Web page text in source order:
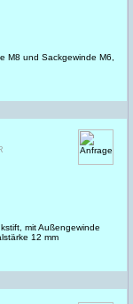
M8 und Sackgewinde M6,
mit Außengewinde
12 mm